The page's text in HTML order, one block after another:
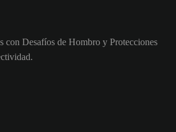
con Desafíos de Hombro y Protecciones